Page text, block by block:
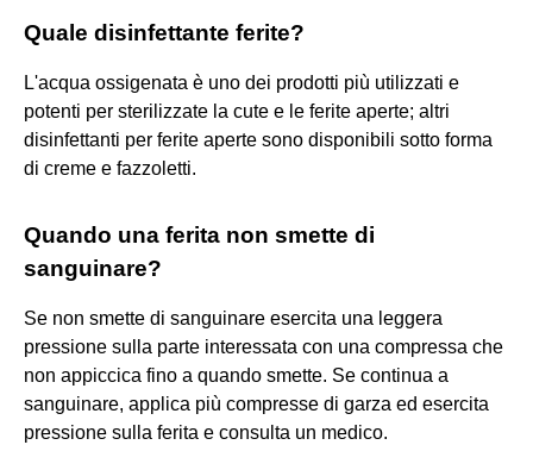
Quale disinfettante ferite?
L'acqua ossigenata è uno dei prodotti più utilizzati e
potenti per sterilizzate la cute e le ferite aperte; altri
disinfettanti per ferite aperte sono disponibili sotto forma
di creme e fazzoletti.
Quando una ferita non smette di
sanguinare?
Se non smette di sanguinare esercita una leggera
pressione sulla parte interessata con una compressa che
non appiccica fino a quando smette. Se continua a
sanguinare, applica più compresse di garza ed esercita
pressione sulla ferita e consulta un medico.